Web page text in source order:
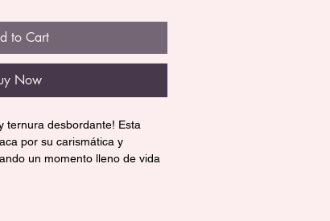
to Cart
Now
ternura desbordante! Esta
por su carismática y
un momento lleno de vida